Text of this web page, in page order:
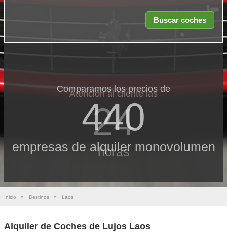
Comparamos los precios de
440
empresas de alquiler monovolumen
Atención al cliente las
24
horas
Inicio » Destinos » Laos
Alquiler de Coches de Lujos Laos